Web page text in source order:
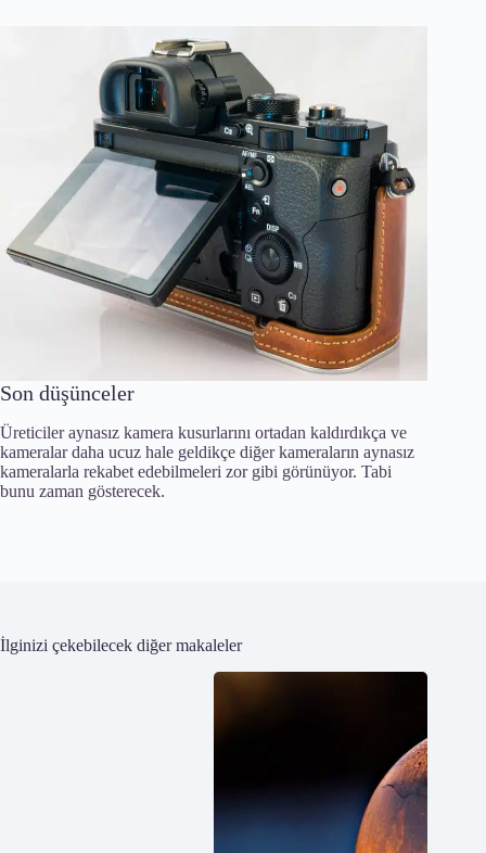
Son düşünceler
Üreticiler aynasız kamera kusurlarını ortadan kaldırdıkça ve
kameralar daha ucuz hale geldikçe diğer kameraların aynasız
kameralarla rekabet edebilmeleri zor gibi görünüyor. Tabi
bunu zaman gösterecek.
İlginizi çekebilecek diğer makaleler